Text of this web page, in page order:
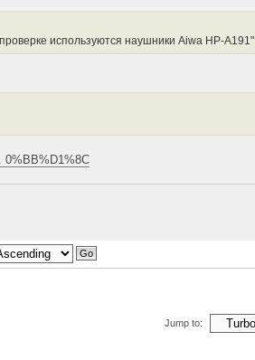
используются наушники Aiwa HP-A191"
0%BB%D1%8C
Jump to: